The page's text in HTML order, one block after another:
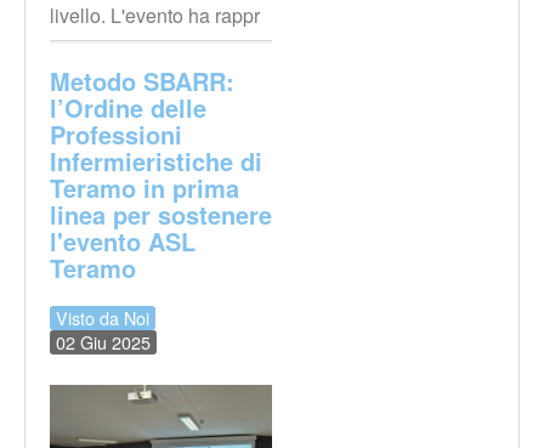
livello. L'evento ha rappr
Metodo SBARR:
l’Ordine delle
Professioni
Infermieristiche di
Teramo in prima
linea per sostenere
l'evento ASL
Teramo
Visto da Noi
02 Giu 2025